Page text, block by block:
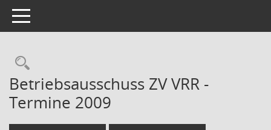
Toggle navigation
Rechercheauswahl
Betriebsausschuss ZV VRR -
Termine 2009